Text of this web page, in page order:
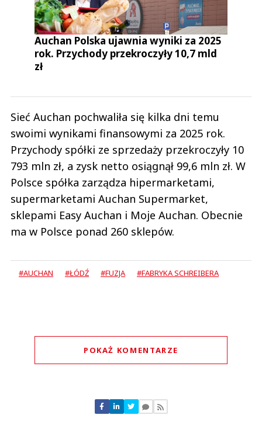
Auchan Polska ujawnia wyniki za 2025
rok. Przychody przekroczyły 10,7 mld
zł
Sieć Auchan pochwaliła się kilka dni temu
swoimi wynikami finansowymi za 2025 rok.
Przychody spółki ze sprzedaży przekroczyły 10
793 mln zł, a zysk netto osiągnął 99,6 mln zł. W
Polsce spółka zarządza hipermarketami,
supermarketami Auchan Supermarket,
sklepami Easy Auchan i Moje Auchan. Obecnie
ma w Polsce ponad 260 sklepów.
#AUCHAN #ŁÓDŹ #FUZJA #FABRYKA SCHREIBERA
POKAŻ KOMENTARZE
Nie znaleziono komentarzy
Zostaw swoje komentarze